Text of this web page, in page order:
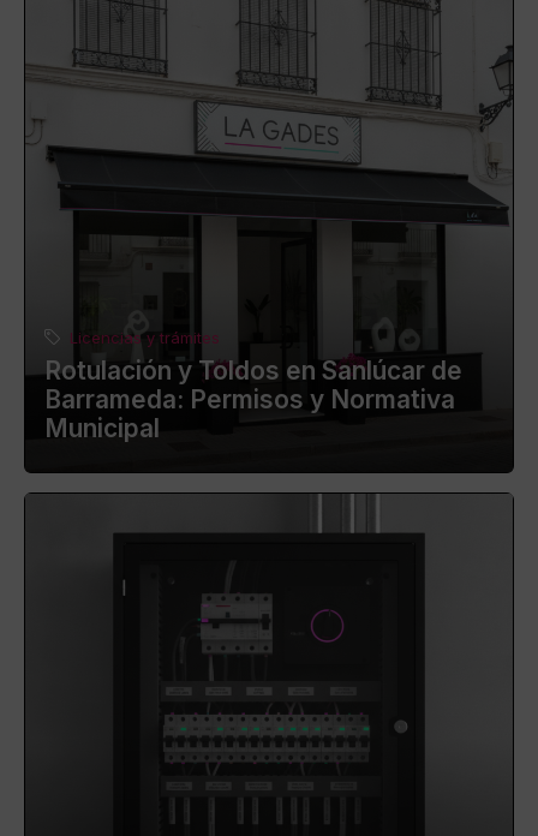
Licencias y trámites
Rotulación y Toldos en Sanlúcar de
Barrameda: Permisos y Normativa
Municipal